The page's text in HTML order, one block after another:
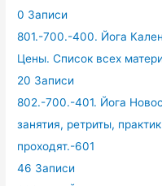
0 Записи
801.-700.-400. Йога
Цены. Список всех
20 Записи
802.-700.-401. Йога
занятия, ретриты,
проходят.-601
46 Записи